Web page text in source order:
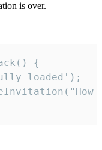
is over.
{
loaded');